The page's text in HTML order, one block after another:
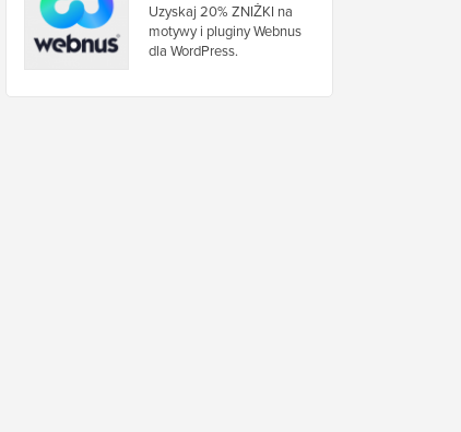
Uzyskaj 20% ZNIŻKI na
motywy i pluginy Webnus
dla WordPress.